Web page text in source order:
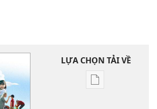
LỰA CHỌN TẢI VỀ
Tùy